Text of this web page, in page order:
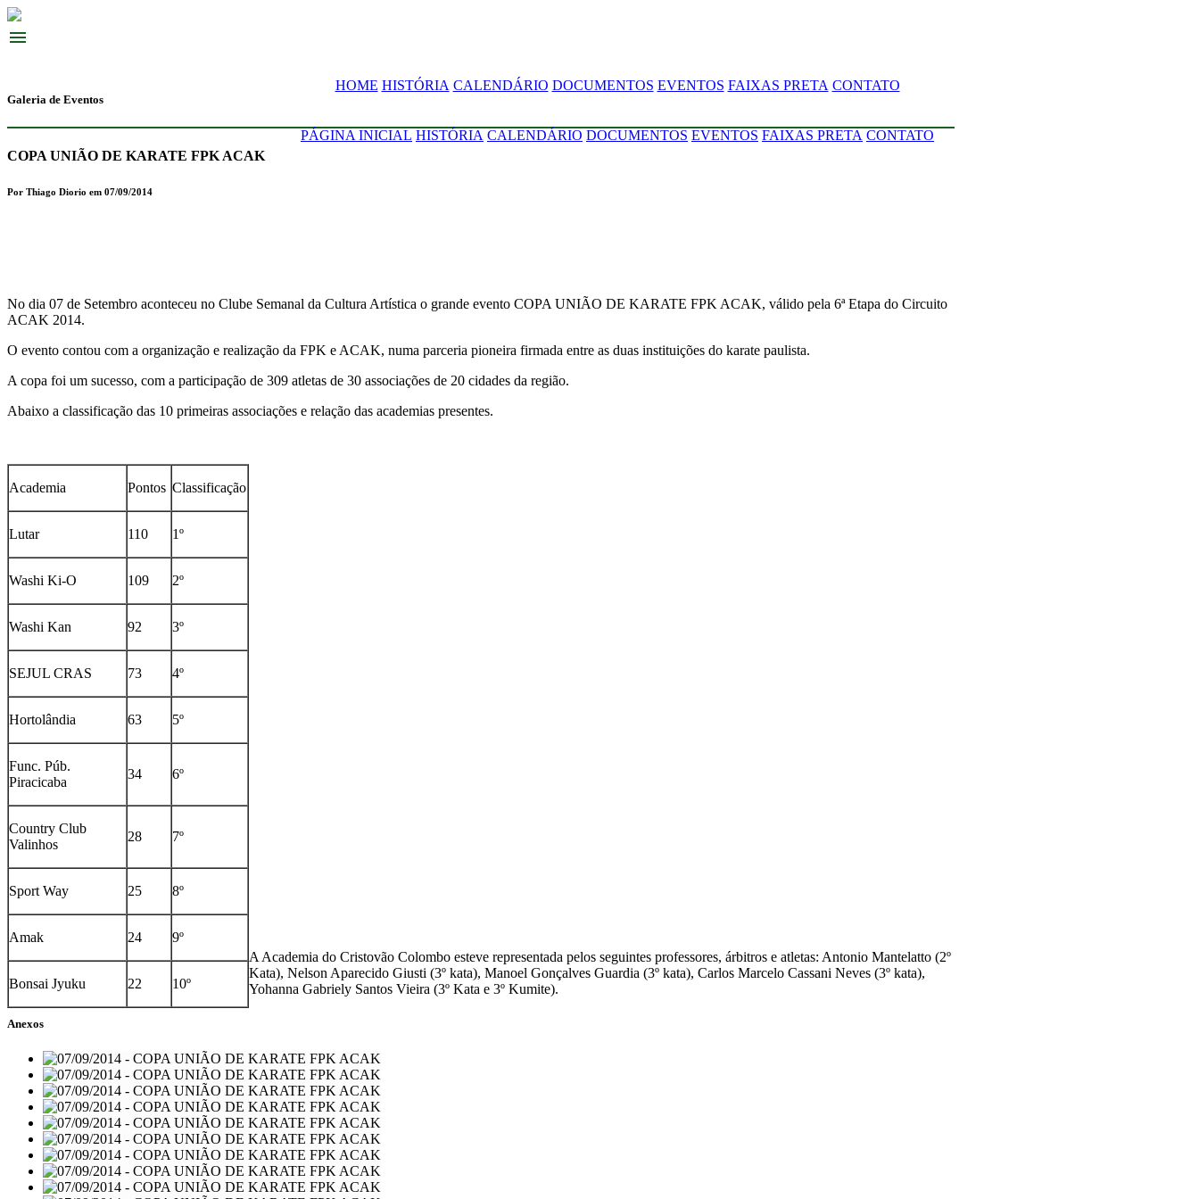
menu
HOME HISTÓRIA CALENDÁRIO DOCUMENTOS EVENTOS FAIXAS PRETA CONTATO
PÁGINA INICIAL HISTÓRIA CALENDÁRIO DOCUMENTOS EVENTOS FAIXAS PRETA CONTATO
Galeria de Eventos
COPA UNIÃO DE KARATE FPK ACAK
Por Thiago Diorio em 07/09/2014
No dia 07 de Setembro aconteceu no Clube Semanal da Cultura Artística o grande evento COPA UNIÃO DE KARATE FPK ACAK, válido pela 6ª Etapa do Circuito
ACAK 2014.
O evento contou com a organização e realização da FPK e ACAK, numa parceria pioneira firmada entre as duas instituições do karate paulista.
A copa foi um sucesso, com a participação de 309 atletas de 30 associações de 20 cidades da região.
Abaixo a classificação das 10 primeiras associações e relação das academias presentes.
Academia Pontos Classificação
Lutar 110 1º
Washi Ki-O 109 2º
Washi Kan 92 3º
SEJUL CRAS 73 4º
Hortolândia 63 5º
Func. Púb.
Piracicaba
34 6º
Country Club
Valinhos
28 7º
Sport Way 25 8º
Amak 24 9º
Bonsai Jyuku 22 10º
A Academia do Cristovão Colombo esteve representada pelos seguintes professores, árbitros e atletas: Antonio Mantelatto (2º
Kata), Nelson Aparecido Giusti (3º kata), Manoel Gonçalves Guardia (3º kata), Carlos Marcelo Cassani Neves (3º kata),
Yohanna Gabriely Santos Vieira (3º Kata e 3º Kumite).
Anexos